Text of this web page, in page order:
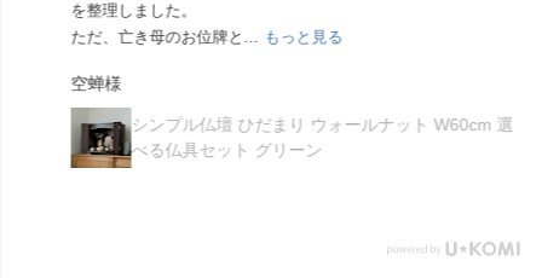
を整理しました。
ただ、亡き母のお位牌と...もっと見る
空蝉様
シンプル仏壇 ひだまり ウォールナット W60cm 選
べる仏具セット グリーン